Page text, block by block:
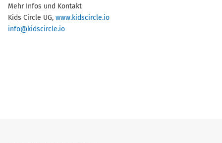
Mehr Infos und Kontakt
Kids Circle UG, www.kidscircle.io
info@kidscircle.io